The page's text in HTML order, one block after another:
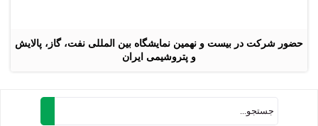
حضور شرکت در بیست و نهمین نمایشگاه بین المللی نفت، گاز، پالایش
و پتروشیمی ایران